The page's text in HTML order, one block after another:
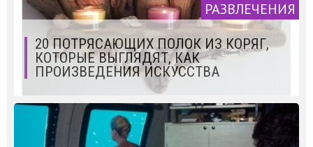
РАЗВЛЕЧЕНИЯ
20 ПОТРЯСАЮЩИХ ПОЛОК ИЗ КОРЯГ,
КОТОРЫЕ ВЫГЛЯДЯТ, КАК
ПРОИЗВЕДЕНИЯ ИСКУССТВА